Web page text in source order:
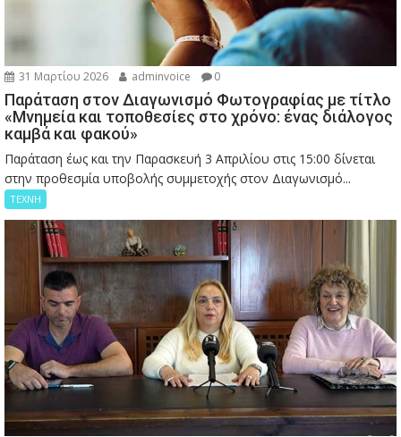
31 Μαρτίου 2026 adminvoice 0
Παράταση στον Διαγωνισμό Φωτογραφίας με τίτλο
«Μνημεία και τοποθεσίες στο χρόνο: ένας διάλογος
καμβά και φακού»
Παράταση έως και την Παρασκευή 3 Απριλίου στις 15:00 δίνεται
στην προθεσμία υποβολής συμμετοχής στον Διαγωνισμό...
ΤΕΧΝΗ